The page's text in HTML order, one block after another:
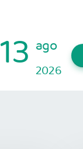
13 ago
2026